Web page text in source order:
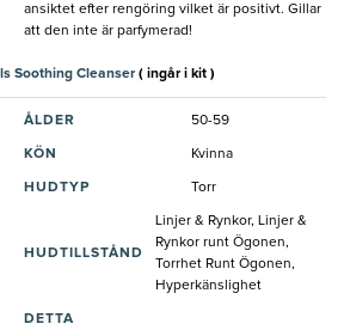
ansiktet efter rengöring vilket är positivt. Gillar
att den inte är parfymerad!
Soothing Cleanser( ingår i kit )
ÅLDER 50-59
KÖN Kvinna
HUDTYP Torr
HUDTILLSTÅND
Linjer & Rynkor, Linjer &
Rynkor runt Ögonen,
Torrhet Runt Ögonen,
Hyperkänslighet
DETTA